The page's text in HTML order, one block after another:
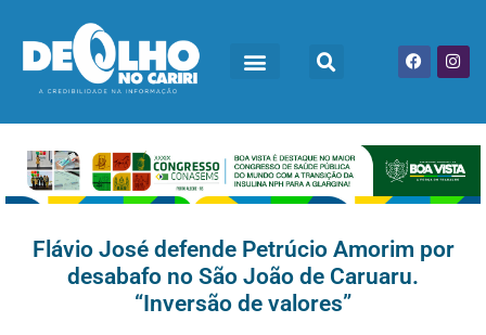
Flávio José defende Petrúcio Amorim por
desabafo no São João de Caruaru.
“Inversão de valores”